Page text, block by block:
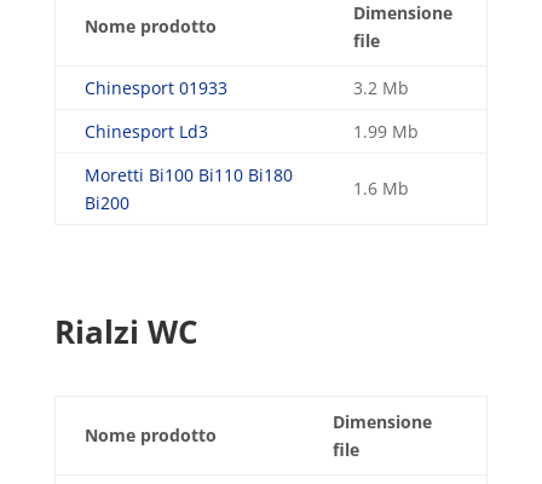
Nome prodotto
Dimensione
file
Chinesport 01933
3.2 Mb
Chinesport Ld3
1.99 Mb
Moretti Bi100 Bi110 Bi180
Bi200
1.6 Mb
Rialzi WC
Nome prodotto
Dimensione
file